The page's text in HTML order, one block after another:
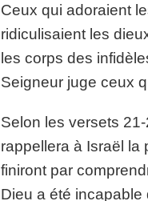
Ceux qui adoraient
ridiculisaient les
les corps des
Seigneur juge ceux
Selon les versets
rappellera à Israël la
finiront par
Dieu a été